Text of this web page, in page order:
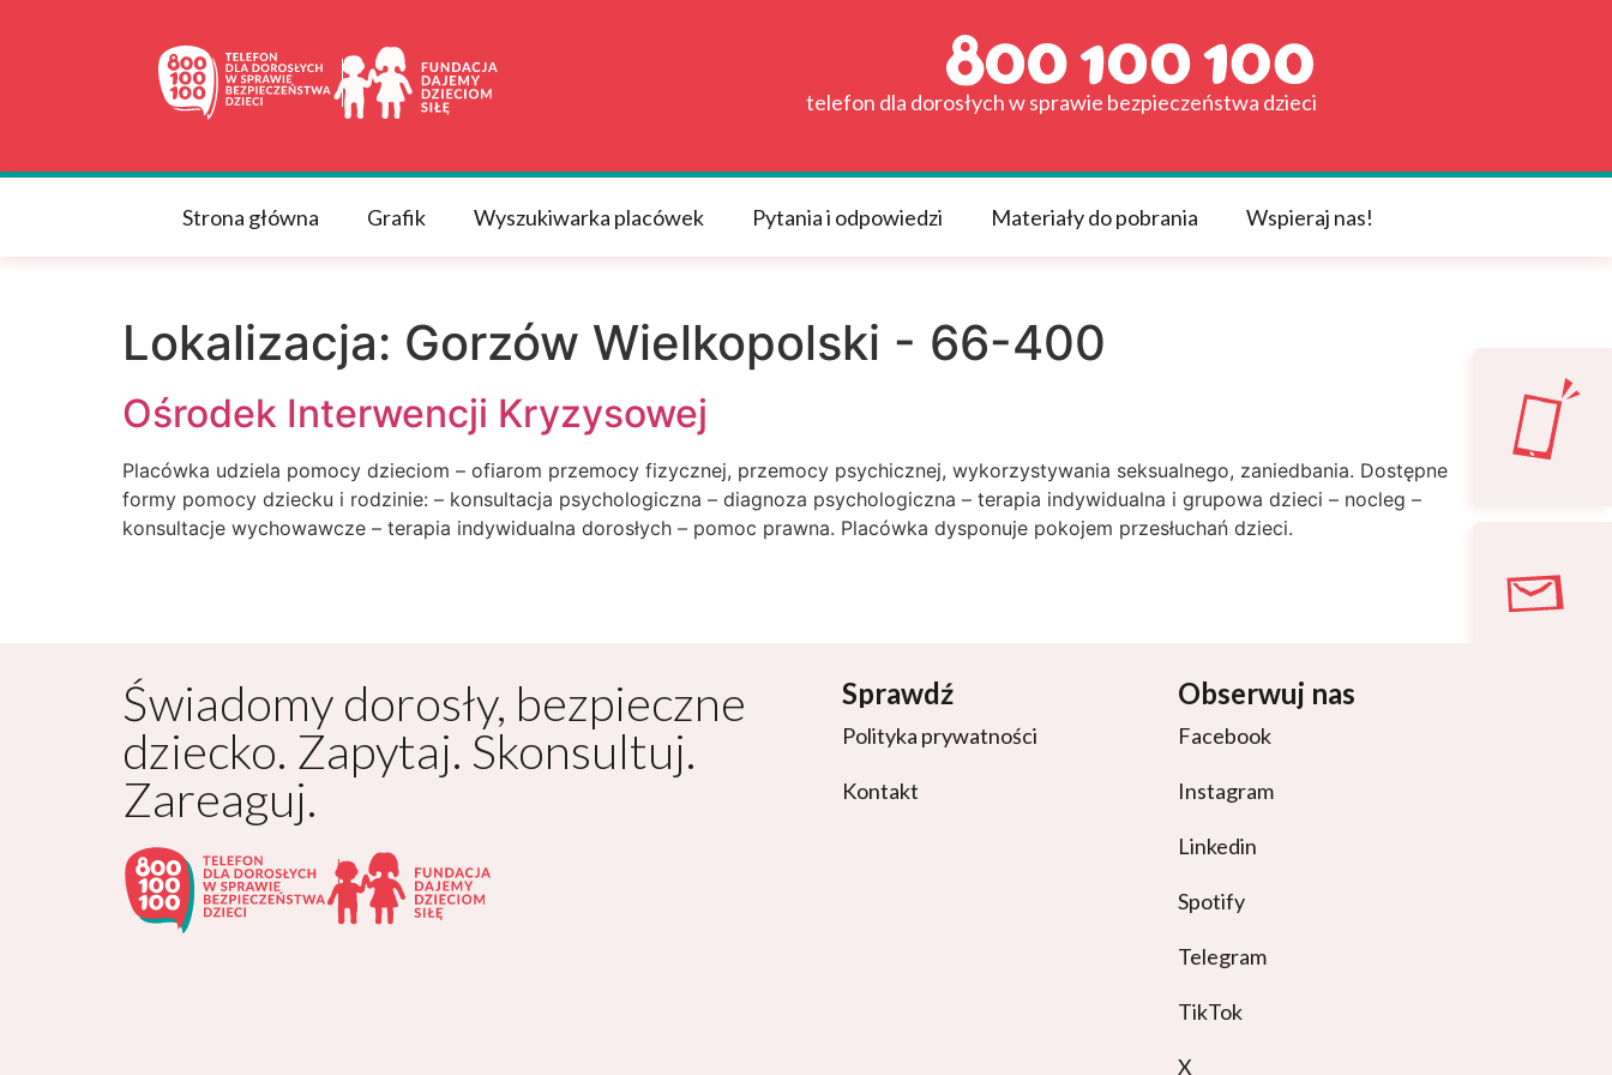
telefon dla dorosłych w sprawie bezpieczeństwa dzieci
Strona główna Grafik Wyszukiwarka placówek Pytania i odpowiedzi Materiały do pobrania Wspieraj nas!
Lokalizacja: Gorzów Wielkopolski - 66-400
Ośrodek Interwencji Kryzysowej
Placówka udziela pomocy dzieciom – ofiarom przemocy fizycznej, przemocy psychicznej, wykorzystywania seksualnego, zaniedbania. Dostępne
formy pomocy dziecku i rodzinie: – konsultacja psychologiczna – diagnoza psychologiczna – terapia indywidualna i grupowa dzieci – nocleg –
konsultacje wychowawcze – terapia indywidualna dorosłych – pomoc prawna. Placówka dysponuje pokojem przesłuchań dzieci.
Świadomy dorosły, bezpieczne
dziecko. Zapytaj. Skonsultuj.
Zareaguj.
Sprawdź
Polityka prywatności
Kontakt
Obserwuj nas
Facebook
Instagram
Linkedin
Spotify
Telegram
TikTok
X